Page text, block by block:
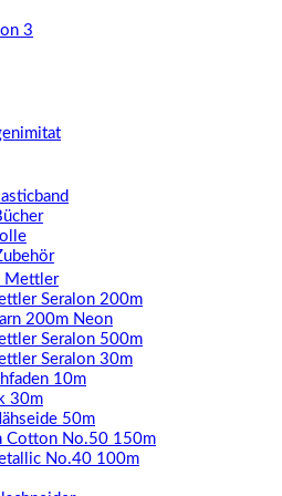
3
Mettler
Seralon 200m
200m Neon
Seralon 500m
Seralon 30m
10m
30m
50m
Cotton No.50 150m
No.40 100m